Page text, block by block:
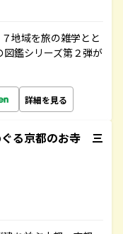
地域を旅の雑学とと
鑑シリーズ第２弾が
詳細を見る
る京都のお寺 三